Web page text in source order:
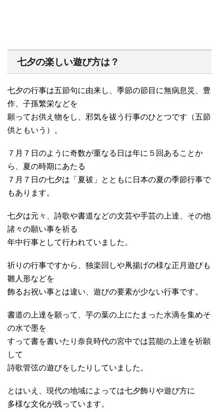
七夕の楽しい遊び方は？
七夕の行事は五節句に由来し、季節の節目に無病息災、豊
作、子孫繁栄などを
願ってお供え物をし、邪気を祓う行事のひとつです（五節
供ともいう）。
７月７日のように奇数が重なる日は年に５回あることか
ら、夏の時期にあたる
７月７日の七夕は「夏祓」とともに日本の夏の季節行事で
もあります。
七夕は元々、詩歌や書道などの文芸や手芸の上達、その他
諸々の願い事を祈る
年中行事として行われていました。
祈りの行事ですから、独楽回しや凧揚げの様な正月遊びも
雛人形などを
飾るお祝い事とは違い、遊びの要素が少ない行事です。
書道の上達を願って、芋の葉の上にたまった水滴を集めそ
の水で墨を
すって書を書いたり奈良時代の宮中では芸能の上達を祈願
して
詩歌管弦の遊びをしたりしていました。
とはいえ、現代の地域によっては七夕飾りや遊び方に
多様な文化が残っています。